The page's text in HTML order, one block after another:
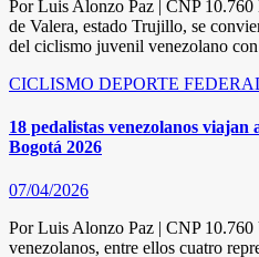
Por Luis Alonzo Paz | CNP
de Valera, estado Trujillo, se
del ciclismo juvenil venezolano
CICLISMO DEPORTE
18 pedalistas venezolanos
Bogotá 2026
07/04/2026
Por Luis Alonzo Paz | CNP 10.760
venezolanos, entre ellos cuatro